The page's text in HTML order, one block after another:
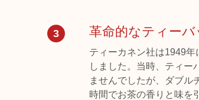
3 革命的なティー
ティーカネン社は1949
しました。当時、ティー
ませんでしたが、ダブル
時間でお茶の香りと味を